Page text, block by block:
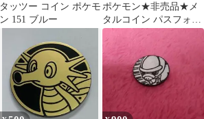
タッツー コイン ポケモ
ン 151 ブルー
ポケモン★非売品★メ
タルコイン パスフォル
ダー